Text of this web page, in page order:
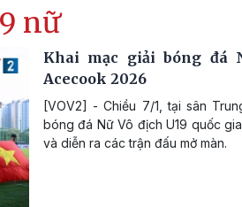
nữ
Khai mạc giải bóng đá
Acecook 2026
[VOV2] - Chiều 7/1, tại sân
bóng đá Nữ Vô địch U19 quốc
và diễn ra các trận đấu mở màn.